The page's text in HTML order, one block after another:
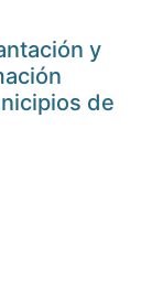
y
de